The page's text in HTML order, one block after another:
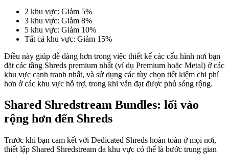
2 khu vực: Giảm 5%
3 khu vực: Giảm 8%
5 khu vực: Giảm 10%
Tất cả khu vực: Giảm 15%
Điều này giúp dễ dàng hơn trong việc thiết kế các cấu hình nơi bạn
đặt các tầng Shreds premium nhất (ví dụ Premium hoặc Metal) ở các
khu vực cạnh tranh nhất, và sử dụng các tùy chọn tiết kiệm chi phí
hơn ở các khu vực hỗ trợ, trong khi vẫn đạt được phủ sóng rộng.
Shared Shredstream Bundles: lối vào
rộng hơn đến Shreds
Trước khi bạn cam kết với Dedicated Shreds hoàn toàn ở mọi nơi,
thiết lập Shared Shredstream đa khu vực có thể là bước trung gian